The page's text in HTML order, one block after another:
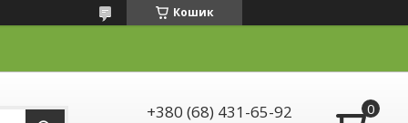
Кошик
+380 (68) 431-65-92